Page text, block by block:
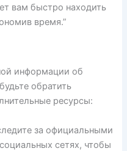
вам быстро находить
время.”
информации об
обратить
ресурсы:
за официальными
сетях, чтобы